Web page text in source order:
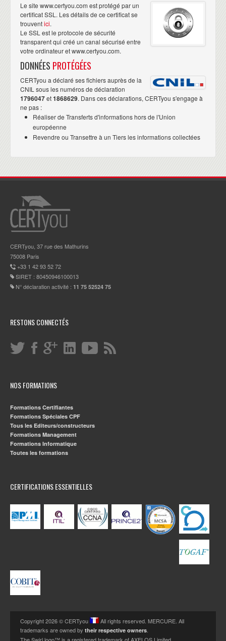
Le site www.certyou.com est protégé par un
certificat SSL. Les détails de ce certificat se
trouventici.
Le SSL est le protocole de sécurité
transparent qui créé un canal sécurisé entre
votre ordinateur et www.certyou.com.
DONNÉES PROTÉGÉES
CERTyou a déclaré ses fichiers auprès de la
CNIL sous les numéros de déclaration
1796047et1868629. Dans ces déclarations, CERTyou s'engage à
ne pas :
Réaliser de Transferts d'informations hors de l'Union
européenne
Revendre ou Transettre à un Tiers les informations collectées
CERTyou, 37 rue des Mathurins
75008 Paris
+33 1 42 93 52 72
SIRET : 80450946100013
N° déclaration activité : 11 75 52524 75
RESTONS CONNECTÉS
NOS FORMATIONS
Formations Certifiantes
Formations Spéciales CPF
Tous les Editeurs/constructeurs
Formations Management
Formations Informatique
Toutes les formations
CERTIFICATIONS ESSENTIELLES
Copyright 2026 © CERTyou
All rights reserved. MERCURE. All
trademarks are owned by their respective owners.